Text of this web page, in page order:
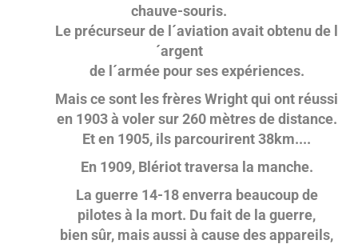
chauve-souris.
Le précurseur de l´aviation avait obtenu de l
´argent
de l´armée pour ses expériences.
Mais ce sont les frères Wright qui ont réussi
en 1903 à voler sur 260 mètres de distance.
Et en 1905, ils parcourirent 38km....
En 1909, Blériot traversa la manche.
La guerre 14-18 enverra beaucoup de
pilotes à la mort. Du fait de la guerre,
bien sûr, mais aussi à cause des appareils,